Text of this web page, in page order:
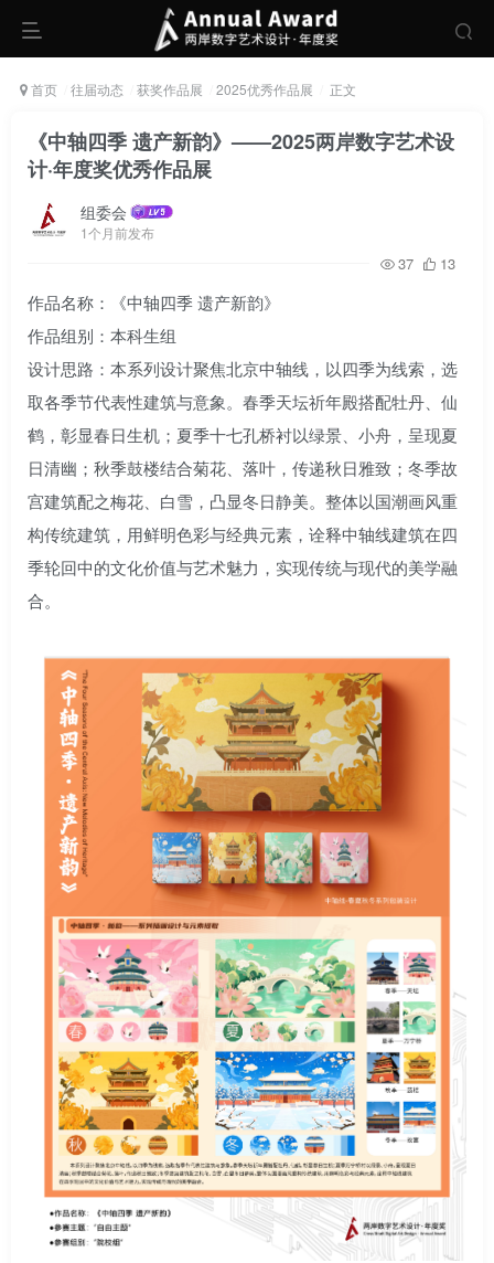
首页 往届动态 获奖作品展 2025优秀作品展 正文
《中轴四季 遗产新韵》——2025两岸数字艺术设
计·年度奖优秀作品展
组委会
1个月前发布
37 13
作品名称：《中轴四季 遗产新韵》
作品组别：本科生组
设计思路：本系列设计聚焦北京中轴线，以四季为线索，选
取各季节代表性建筑与意象。春季天坛祈年殿搭配牡丹、仙
鹤，彰显春日生机；夏季十七孔桥衬以绿景、小舟，呈现夏
日清幽；秋季鼓楼结合菊花、落叶，传递秋日雅致；冬季故
宫建筑配之梅花、白雪，凸显冬日静美。整体以国潮画风重
构传统建筑，用鲜明色彩与经典元素，诠释中轴线建筑在四
季轮回中的文化价值与艺术魅力，实现传统与现代的美学融
合。